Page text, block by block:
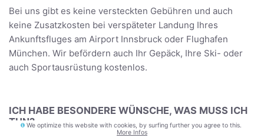
Bei uns gibt es keine versteckten Gebühren und auch
keine Zusatzkosten bei verspäteter Landung Ihres
Ankunftsfluges am Airport Innsbruck oder Flughafen
München. Wir befördern auch Ihr Gepäck, Ihre Ski- oder
auch Sportausrüstung kostenlos.
ICH HABE BESONDERE WÜNSCHE, WAS MUSS ICH
TUN?We optimize this website with cookies, by surfing further you agree to this.
More Infos